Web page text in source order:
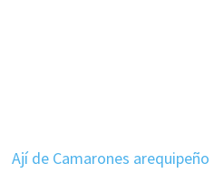
Ají de Camarones arequipeño